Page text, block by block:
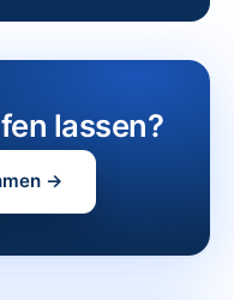
lassen?
→